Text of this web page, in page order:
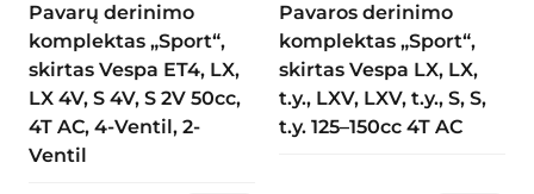
Pavarų derinimo
komplektas „Sport“,
skirtas Vespa ET4, LX,
LX 4V, S 4V, S 2V 50cc,
4T AC, 4-Ventil, 2-
Ventil
Pavaros derinimo
komplektas „Sport“,
skirtas Vespa LX, LX,
t.y., LXV, LXV, t.y., S, S,
t.y. 125–150cc 4T AC